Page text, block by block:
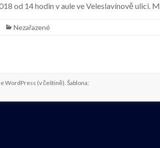
od 14 hodin v aule ve Veleslavínově ulici.
Nezařazené
WordPress (v češtině). Šablona: